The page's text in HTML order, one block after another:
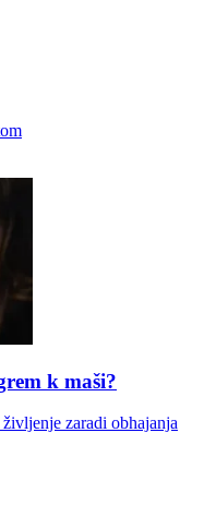
k maši?
zaradi obhajanja